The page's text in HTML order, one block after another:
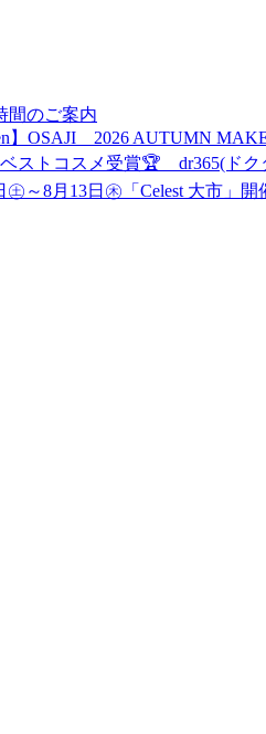
間のご案内
】OSAJI 2026 AUTUMN
ベストコスメ受賞🏆 dr365(ドク
㊏～8月13日㊍「Celest 大市」開